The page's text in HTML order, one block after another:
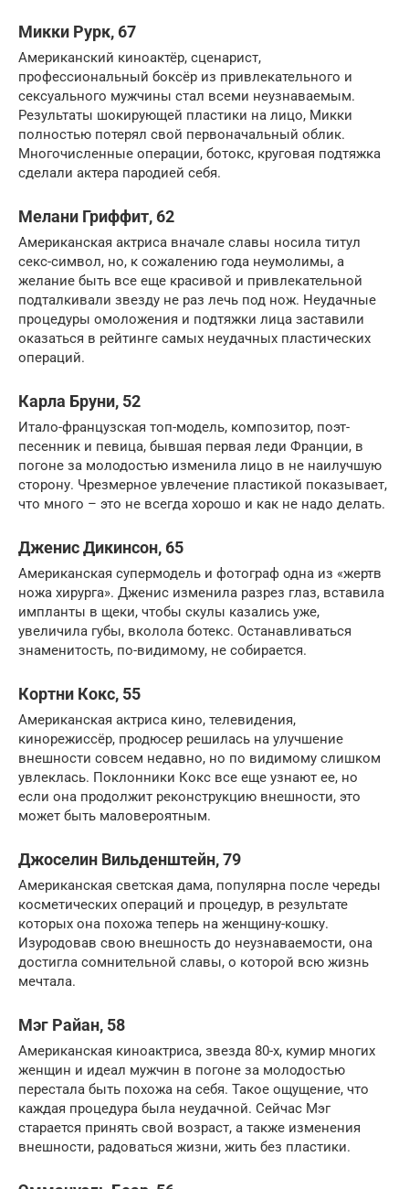
Микки Рурк, 67
Американский киноактёр, сценарист,
профессиональный боксёр из привлекательного и
сексуального мужчины стал всеми неузнаваемым.
Результаты шокирующей пластики на лицо, Микки
полностью потерял свой первоначальный облик.
Многочисленные операции, ботокс, круговая подтяжка
сделали актера пародией себя.
Мелани Гриффит, 62
Американская актриса вначале славы носила титул
секс-символ, но, к сожалению года неумолимы, а
желание быть все еще красивой и привлекательной
подталкивали звезду не раз лечь под нож. Неудачные
процедуры омоложения и подтяжки лица заставили
оказаться в рейтинге самых неудачных пластических
операций.
Карла Бруни, 52
Итало-французская топ-модель, композитор, поэт-
песенник и певица, бывшая первая леди Франции, в
погоне за молодостью изменила лицо в не наилучшую
сторону. Чрезмерное увлечение пластикой показывает,
что много – это не всегда хорошо и как не надо делать.
Дженис Дикинсон, 65
Американская супермодель и фотограф одна из «жертв
ножа хирурга». Дженис изменила разрез глаз, вставила
импланты в щеки, чтобы скулы казались уже,
увеличила губы, вколола ботекс. Останавливаться
знаменитость, по-видимому, не собирается.
Кортни Кокс, 55
Американская актриса кино, телевидения,
кинорежиссёр, продюсер решилась на улучшение
внешности совсем недавно, но по видимому слишком
увлеклась. Поклонники Кокс все еще узнают ее, но
если она продолжит реконструкцию внешности, это
может быть маловероятным.
Джоселин Вильденштейн, 79
Американская светская дама, популярна после череды
косметических операций и процедур, в результате
которых она похожа теперь на женщину-кошку.
Изуродовав свою внешность до неузнаваемости, она
достигла сомнительной славы, о которой всю жизнь
мечтала.
Мэг Райан, 58
Американская киноактриса, звезда 80-х, кумир многих
женщин и идеал мужчин в погоне за молодостью
перестала быть похожа на себя. Такое ощущение, что
каждая процедура была неудачной. Сейчас Мэг
старается принять свой возраст, а также изменения
внешности, радоваться жизни, жить без пластики.